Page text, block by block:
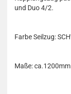
und Duo 4/2.
Farbe Seilzug:
Maße: